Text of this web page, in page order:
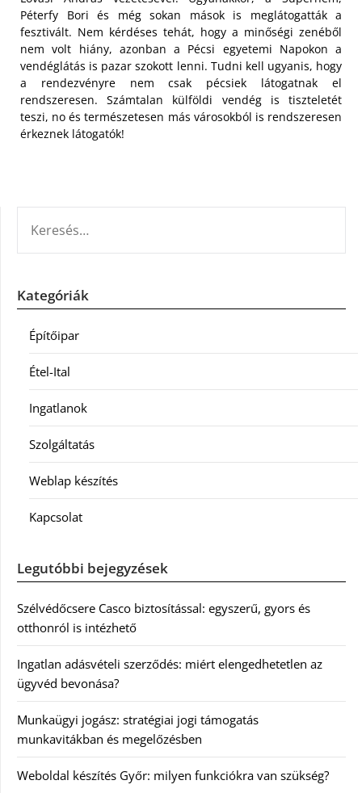
Péterfy Bori és még sokan mások is meglátogatták a
fesztivált. Nem kérdéses tehát, hogy a minőségi zenéből
nem volt hiány, azonban a Pécsi egyetemi Napokon a
vendéglátás is pazar szokott lenni. Tudni kell ugyanis, hogy
a rendezvényre nem csak pécsiek látogatnak el
rendszeresen. Számtalan külföldi vendég is tiszteletét
teszi, no és természetesen más városokból is rendszeresen
érkeznek látogatók!
Kategóriák
Építőipar
Étel-Ital
Ingatlanok
Szolgáltatás
Weblap készítés
Kapcsolat
Legutóbbi bejegyzések
Szélvédőcsere Casco biztosítással: egyszerű, gyors és
otthonról is intézhető
Ingatlan adásvételi szerződés: miért elengedhetetlen az
ügyvéd bevonása?
Munkaügyi jogász: stratégiai jogi támogatás
munkavitákban és megelőzésben
Weboldal készítés Győr: milyen funkciókra van szükség?